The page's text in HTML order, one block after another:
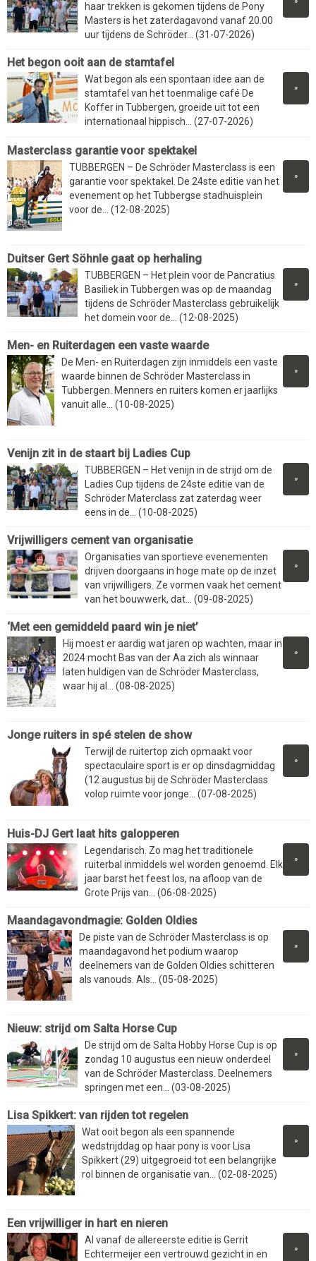
haar trekken is gekomen tijdens de Pony
Masters is het zaterdagavond vanaf 20.00
uur tijdens de Schröder... (31-07-2026)
Het begon ooit aan de stamtafel
»
Wat begon als een spontaan idee aan de
stamtafel van het toenmalige café De
Koffer in Tubbergen, groeide uit tot een
internationaal hippisch... (27-07-2026)
Masterclass garantie voor spektakel
»
TUBBERGEN – De Schröder Masterclass is een
garantie voor spektakel. De 24ste editie van het
evenement op het Tubbergse stadhuisplein
voor de... (12-08-2025)
Duitser Gert Söhnle gaat op herhaling
»
TUBBERGEN – Het plein voor de Pancratius
Basiliek in Tubbergen was op de maandag
tijdens de Schröder Masterclass gebruikelijk
het domein voor de... (12-08-2025)
Men- en Ruiterdagen een vaste waarde
»
De Men- en Ruiterdagen zijn inmiddels een vaste
waarde binnen de Schröder Masterclass in
Tubbergen. Menners en ruiters komen er jaarlijks
vanuit alle... (10-08-2025)
Venijn zit in de staart bij Ladies Cup
»
TUBBERGEN – Het venijn in de strijd om de
Ladies Cup tijdens de 24ste editie van de
Schröder Materclass zat zaterdag weer
eens in de... (10-08-2025)
Vrijwilligers cement van organisatie
»
Organisaties van sportieve evenementen
drijven doorgaans in hoge mate op de inzet
van vrijwilligers. Ze vormen vaak het cement
van het bouwwerk, dat... (09-08-2025)
‘Met een gemiddeld paard win je niet’
»
Hij moest er aardig wat jaren op wachten, maar in
2024 mocht Bas van der Aa zich als winnaar
laten huldigen van de Schröder Masterclass,
waar hij al... (08-08-2025)
Jonge ruiters in spé stelen de show
»
Terwijl de ruitertop zich opmaakt voor
spectaculaire sport is er op dinsdagmiddag
(12 augustus bij de Schröder Masterclass
volop ruimte voor jonge... (07-08-2025)
Huis-DJ Gert laat hits galopperen
»
Legendarisch. Zo mag het traditionele
ruiterbal inmiddels wel worden genoemd. Elk
jaar barst het feest los, na afloop van de
Grote Prijs van... (06-08-2025)
Maandagavondmagie: Golden Oldies
»
De piste van de Schröder Masterclass is op
maandagavond het podium waarop
deelnemers van de Golden Oldies schitteren
als vanouds. Als... (05-08-2025)
Nieuw: strijd om Salta Horse Cup
»
De strijd om de Salta Hobby Horse Cup is op
zondag 10 augustus een nieuw onderdeel
van de Schröder Masterclass. Deelnemers
springen met een... (03-08-2025)
Lisa Spikkert: van rijden tot regelen
»
Wat ooit begon als een spannende
wedstrijddag op haar pony is voor Lisa
Spikkert (29) uitgegroeid tot een belangrijke
rol binnen de organisatie van... (02-08-2025)
Een vrijwilliger in hart en nieren
»
Al vanaf de allereerste editie is Gerrit
Echtermeijer een vertrouwd gezicht in en